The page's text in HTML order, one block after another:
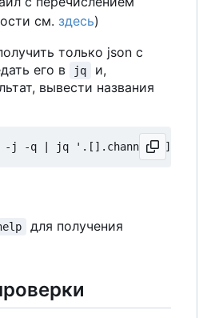
см. здесь)
только json с
его в
jq
и,
вывести названия
для получения